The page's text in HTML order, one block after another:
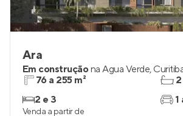
Ara
Em construçãona Água Verde,
76 a 255 m²
2 e 3
1
Venda a partir de